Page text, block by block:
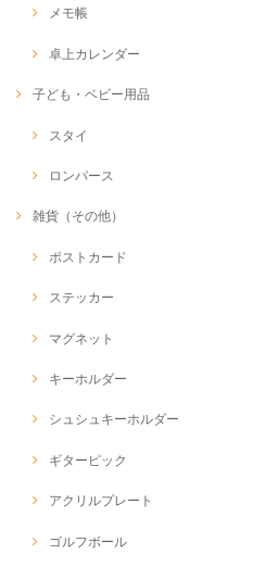
メモ帳
卓上カレンダー
子ども・ベビー用品
スタイ
ロンパース
雑貨（その他）
ポストカード
ステッカー
マグネット
キーホルダー
シュシュキーホルダー
ギターピック
アクリルプレート
ゴルフボール